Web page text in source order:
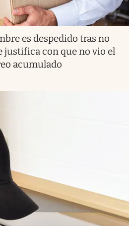
es despedido tras no
justifica con que no vio el
acumulado